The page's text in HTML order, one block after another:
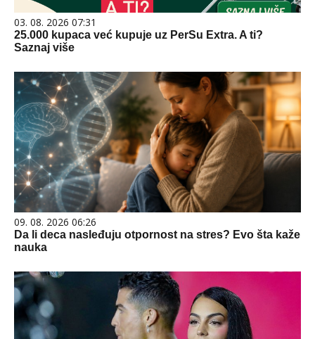
03. 08. 2026 07:31
25.000 kupaca već kupuje uz PerSu Extra. A ti?
Saznaj više
09. 08. 2026 06:26
Da li deca nasleđuju otpornost na stres? Evo šta kaže
nauka